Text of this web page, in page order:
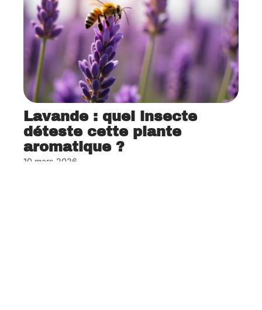
Lavande : quel insecte
déteste cette plante
aromatique ?
10 mars 2026